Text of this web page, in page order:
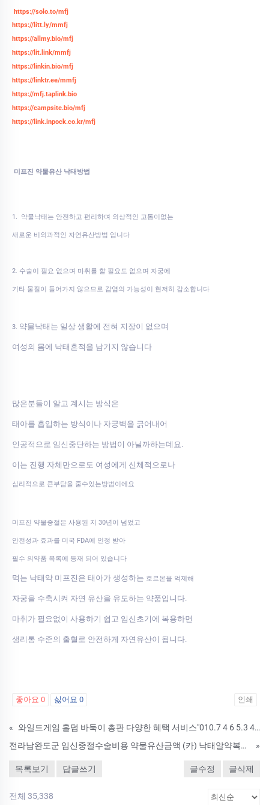
https://solo.to/mfj
https://litt.ly/mmfj
https://allmy.bio/mfj
https://lit.link/mmfj
https://linkin.bio/mfj
https://linktr.ee/mmfj
https://mfj.taplink.bio
https://campsite.bio/mfj
https://link.inpock.co.kr/mfj
미프진 약물유산 낙태방법
1. 약물낙태는 안전하고 편리하며 외상적인 고통이없는
새로운 비외과적인 자연유산방법 입니다
2. 수술이 필요 없으며 마취를 할 필요도 없으며 자궁에
기타 물질이 들어가지 않으므로 감염의 가능성이 현저히 감소합니다
3. 약물낙태는 일상 생활에 전혀 지장이 없으며
여성의 몸에 낙태흔적을 남기지 않습니다
많은분들이 알고 계시는 방식은
태아를 흡입하는 방식이나 자궁벽을 긁어내어
인공적으로 임신중단하는 방법이 아닐까하는데요.
이는 진행 자체만으로도 여성에게 신체적으로나
심리적으로 큰부담을 줄수있는방법이에요
미프진 약물중절은 사용된 지 30년이 넘었고
안전성과 효과를 미국 FDA에 인정 받아
필수 의약품 목록에 등재 되어 있습니다
먹는 낙태약 미프진은 태아가 생성하는 호르몬을 억제해
자궁을 수축시켜 자연 유산을 유도하는 약품입니다.
마취가 필요없이 사용하기 쉽고 임신초기에 복용하면
생리통 수준의 출혈로 안전하게 자연유산이 됩니다.
좋아요 0 싫어요 0 인쇄
«
와일드게임 홀덤 바둑이 총판 다양한 혜택 서비스"010.7 4 6 5.3 4 6 4
전라남완도군 임신중절수술비용 약물유산금액 (카) 낙태알약복용후기
»
목록보기 답글쓰기 글수정 글삭제
전체 35,338